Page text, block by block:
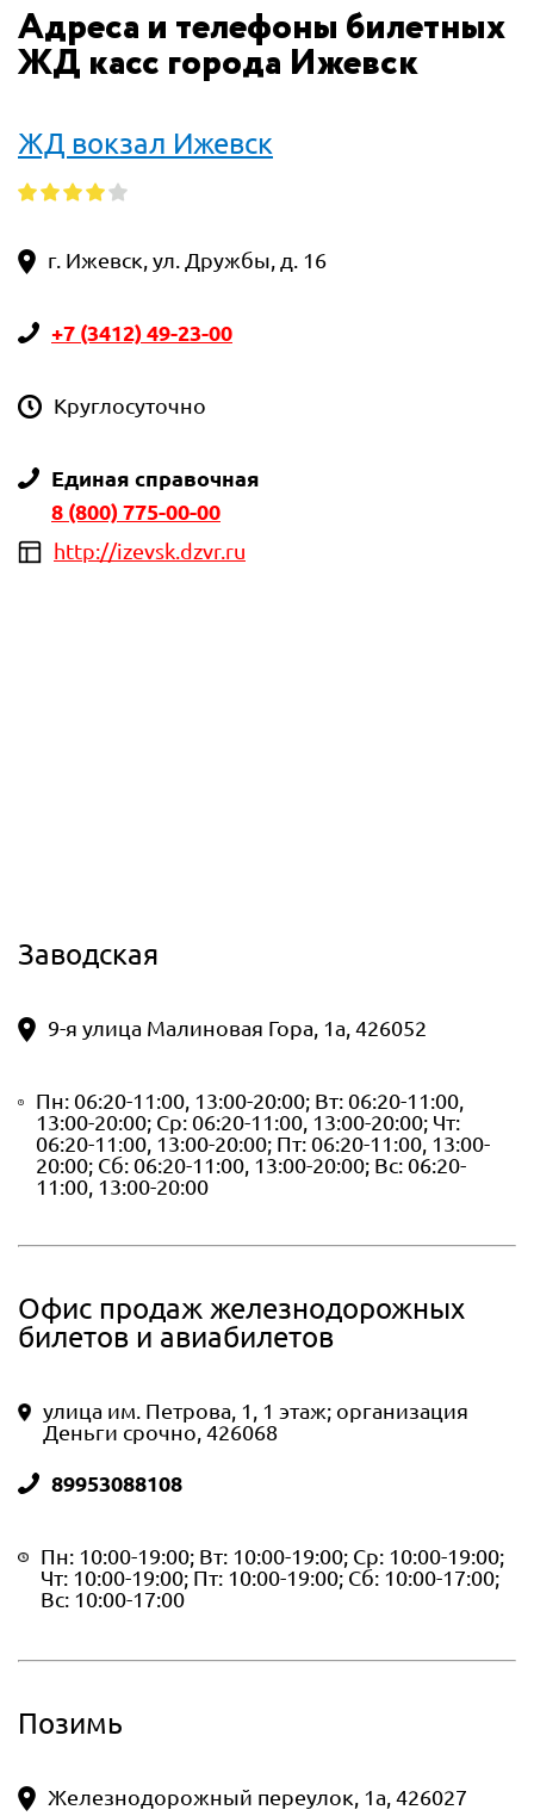
Адреса и телефоны билетных
ЖД касс города Ижевск
ЖД вокзал Ижевск
г. Ижевск, ул. Дружбы, д. 16
+7 (3412) 49-23-00
Круглосуточно
Единая справочная
8 (800) 775-00-00
http://izevsk.dzvr.ru
Заводская
9-я улица Малиновая Гора, 1а, 426052
Пн: 06:20-11:00, 13:00-20:00; Вт: 06:20-11:00,
13:00-20:00; Ср: 06:20-11:00, 13:00-20:00; Чт:
06:20-11:00, 13:00-20:00; Пт: 06:20-11:00, 13:00-
20:00; Сб: 06:20-11:00, 13:00-20:00; Вс: 06:20-
11:00, 13:00-20:00
Офис продаж железнодорожных
билетов и авиабилетов
улица им. Петрова, 1, 1 этаж; организация
Деньги срочно, 426068
89953088108
Пн: 10:00-19:00; Вт: 10:00-19:00; Ср: 10:00-19:00;
Чт: 10:00-19:00; Пт: 10:00-19:00; Сб: 10:00-17:00;
Вс: 10:00-17:00
Позимь
Железнодорожный переулок, 1а, 426027